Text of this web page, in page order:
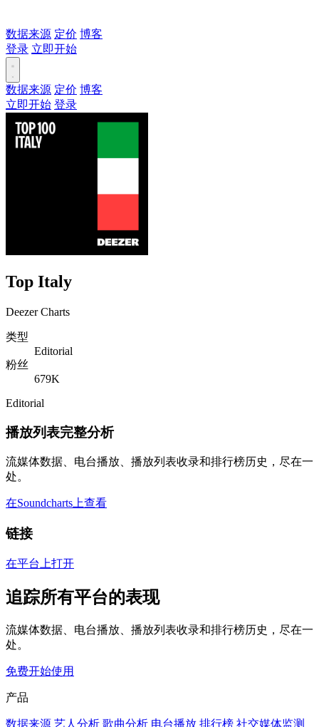
数据来源 定价 博客
登录 立即开始
数据来源 定价 博客
立即开始 登录
Top Italy
Deezer Charts
类型
Editorial
粉丝
679K
Editorial
播放列表完整分析
流媒体数据、电台播放、播放列表收录和排行榜历史，尽在一
处。
在Soundcharts上查看
链接
在平台上打开
追踪所有平台的表现
流媒体数据、电台播放、播放列表收录和排行榜历史，尽在一
处。
免费开始使用
产品
数据来源 艺人分析 歌曲分析 电台播放 排行榜 社交媒体监测